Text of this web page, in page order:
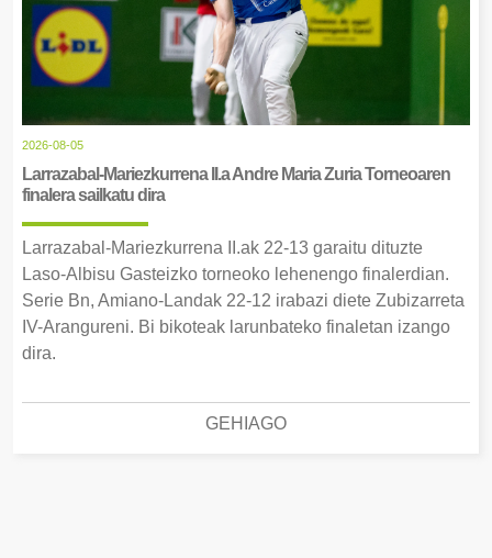
2026-08-05
Larrazabal-Mariezkurrena II.a Andre Maria Zuria Torneoaren
finalera sailkatu dira
Larrazabal-Mariezkurrena II.ak 22-13 garaitu dituzte
Laso-Albisu Gasteizko torneoko lehenengo finalerdian.
Serie Bn, Amiano-Landak 22-12 irabazi diete Zubizarreta
IV-Arangureni. Bi bikoteak larunbateko finaletan izango
dira.
GEHIAGO